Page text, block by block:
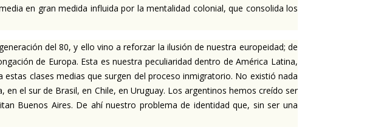
en gran medida influida por la mentalidad colonial, que consolida los
del 80, y ello vino a reforzar la ilusión de nuestra europeidad; de
de Europa. Esta es nuestra peculiaridad dentro de América Latina,
clases medias que surgen del proceso inmigratorio. No existió nada
el sur de Brasil, en Chile, en Uruguay. Los argentinos hemos creído ser
Buenos Aires. De ahí nuestro problema de identidad que, sin ser una